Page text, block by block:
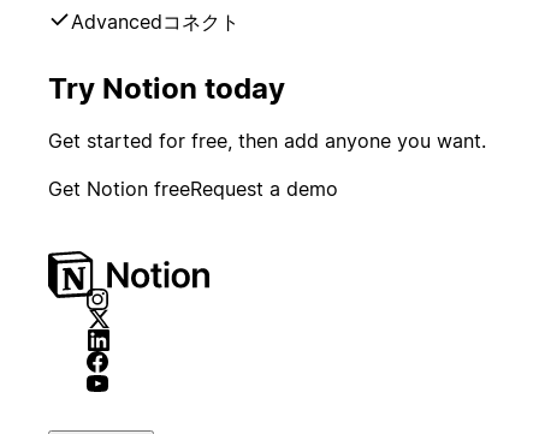
Advancedコネクト
Try Notion today
Get started for free, then add anyone you want.
Get Notion freeRequest a demo